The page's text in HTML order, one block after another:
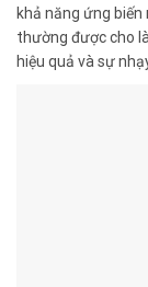
khả năng ứng
thường được cho
hiệu quả và sự